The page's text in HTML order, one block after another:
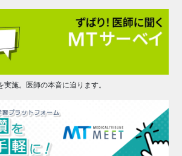
施。医師の本音に迫ります。